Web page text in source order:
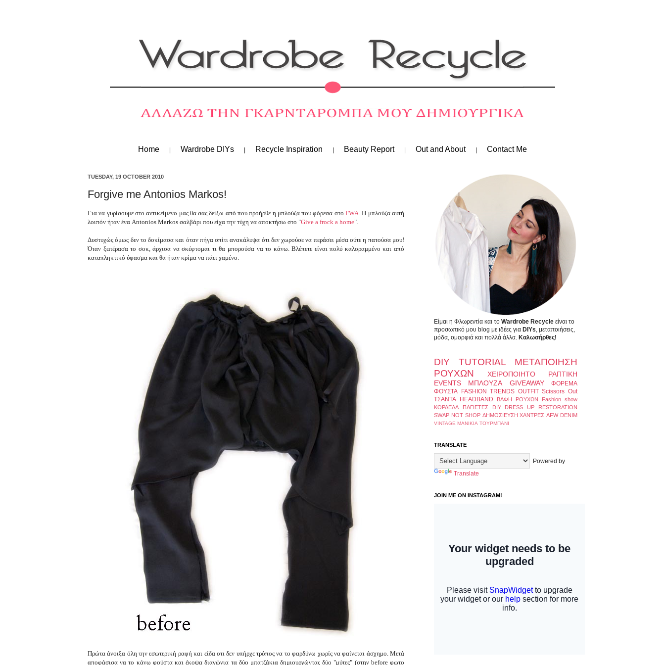
Home Wardrobe DIYs Recycle Inspiration Beauty Report Out and About Contact Me
TUESDAY, 19 OCTOBER 2010
Forgive me Antonios Markos!
Για να γυρίσουμε στο αντικείμενο μας θα σας δείξω από που προήρθε η μπλούζα που φόρεσα στοFWA . Η μπλούζα αυτή
λοιπόν ήταν ένα Antonios Markos σαλβάρι που είχα την τύχη να αποκτήσω στο "Give a frock a home".
Δυστυχώς όμως δεν το δοκίμασα και όταν πήγα σπίτι ανακάλυψα ότι δεν χωρούσε να περάσει μέσα ούτε η πατούσα μου!
Όταν ξεπέρασα το σοκ, άρχισα να σκέφτομαι τι θα μπορούσα να το κάνω. Βλέπετε είναι πολύ καλοραμμένο και από
καταπληκτικό ύφασμα και θα ήταν κρίμα να πάει χαμένο.
Πρώτα άνοιξα όλη την εσωτερική ραφή και είδα οτι δεν υπήρχε τρόπος να το φαρδύνω χωρίς να φαίνεται άσχημο. Μετά
αποφάσισα να το κάνω φούστα και έκοψα διαγώνια τα δύο μπατζάκια δημιουργώντας δύο "μύτες" (στην before φωτο
Είμαι η Φλωρεντία και το Wardrobe Recycle είναι το
προσωπικό μου blog με ιδέες για DIYs, μεταποιήσεις,
μόδα, ομορφιά και πολλά άλλα. Καλωσήρθες!
DIY TUTORIAL
ΜΕΤΑΠΟΙΗΣΗ
ΡΟΥΧΩΝ
ΧΕΙΡΟΠΟΙΗΤΟ
ΡΑΠΤΙΚΗ
EVENTS
ΜΠΛΟΥΖΑ GIVEAWAY
ΦΟΡΕΜΑ
ΦΟΥΣΤΑ
FASHION TRENDS OUTFIT Scissors Out
ΤΣΑΝΤΑ
HEADBAND ΒΑΦΗ ΡΟΥΧΩΝ
Fashion show
ΚΟΡΔΕΛΑ
ΠΑΓΙΕΤΕΣ DIY DRESS UP
RESTORATION
SWAP NOT SHOP ΔΗΜΟΣΙΕΥΣΗ ΧΑΝΤΡΕΣ AFW DENIM
VINTAGE ΜΑΝΙΚΙΑ ΤΟΥΡΜΠΑΝΙ
TRANSLATE
Powered by
Translate
JOIN ME ON INSTAGRAM!